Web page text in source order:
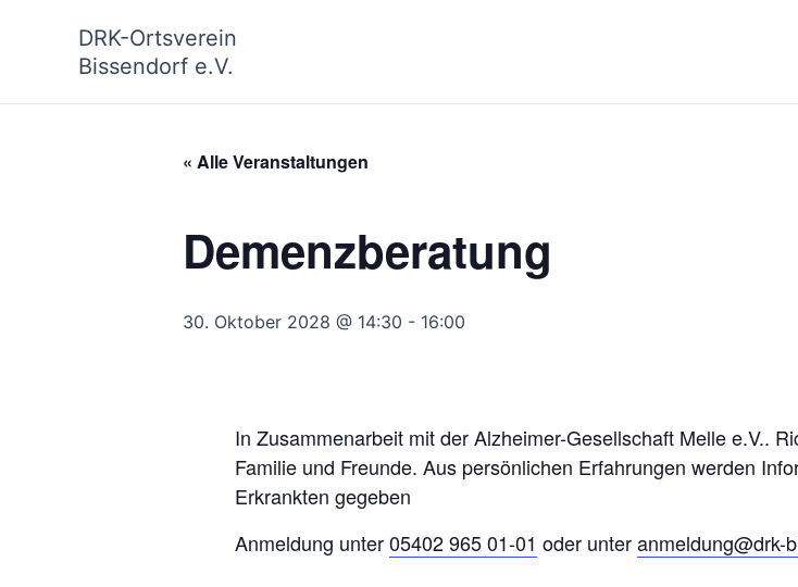
DRK-Ortsverein
Bissendorf e.V.
« Alle Veranstaltungen
Demenzberatung
30. Oktober 2028 @ 14:30 - 16:00
In Zusammenarbeit mit der Alzheimer-Gesellschaft Melle e.V..
Familie und Freunde. Aus persönlichen Erfahrungen werden
Erkrankten gegeben
Anmeldung unter05402 965 01-01 oder unteranmeldung@drk-